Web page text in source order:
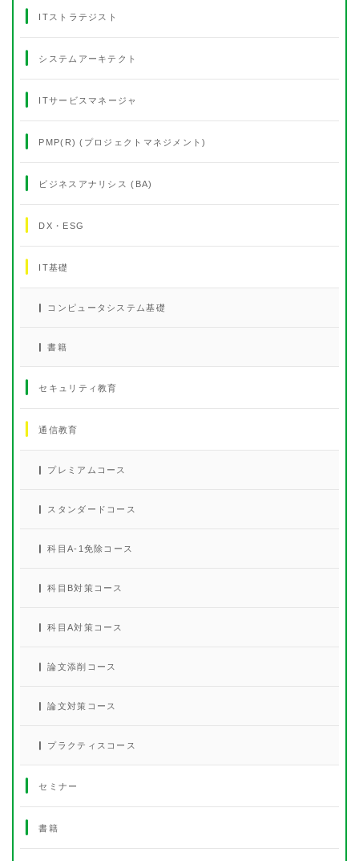
ITストラテジスト
システムアーキテクト
ITサービスマネージャ
PMP(R) (プロジェクトマネジメント)
ビジネスアナリシス (BA)
DX・ESG
IT基礎
コンピュータシステム基礎
書籍
セキュリティ教育
通信教育
プレミアムコース
スタンダードコース
科目A-1免除コース
科目B対策コース
科目A対策コース
論文添削コース
論文対策コース
プラクティスコース
セミナー
書籍